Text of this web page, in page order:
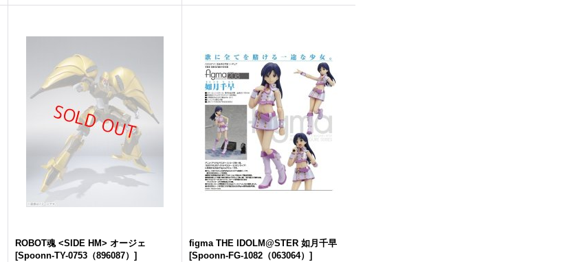
ROBOT魂 <SIDE HM> オージェ
[Spoonn-TY-0753（896087）]
figma THE IDOLM@STER 如月千早
[Spoonn-FG-1082（063064）]